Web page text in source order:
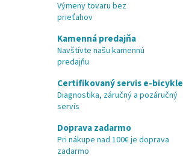
Výmeny tovaru bez
prieťahov
Kamenná predajňa
Navštívte našu kamennú
predajňu
Certifikovaný servis e-bicykle
Diagnostika, záručný a pozáručný
servis
Doprava zadarmo
Pri nákupe nad 100€ je doprava
zadarmo